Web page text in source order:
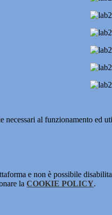
al funzionamento ed
e non è possibile
la COOKIE POLICY.